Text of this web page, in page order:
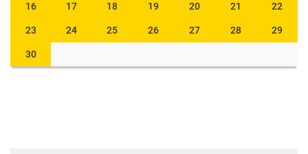
16 17 18 19 20 21 22
23 24 25 26 27 28 29
30